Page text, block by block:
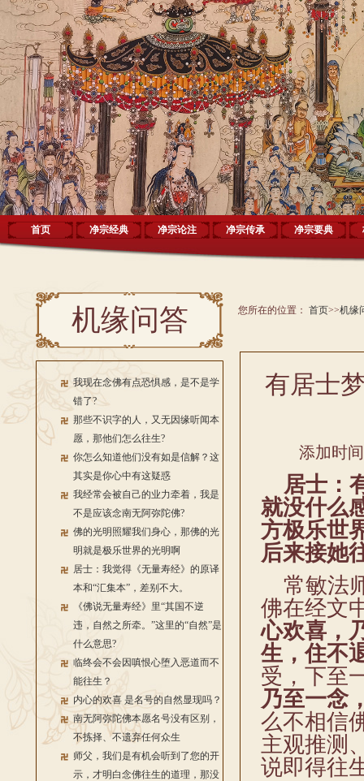
首页 净宗经典 净宗论注 净宗传承 净宗要典
机缘问答
我现在念佛有点恐惧感，是不是学
错了?
那些不识字的人，又无因缘听闻本
愿，那他们怎么往生?
你怎么知道他们没有如是信解？这
其实是你心中有这疑惑
我经常会被自己的业力牵着，我是
不是应该念南无阿弥陀佛?
佛的光明照耀我们身心，那佛的光
明就是极乐世界的光明啊
居士：我觉得《无量寿经》的原译
本和“汇集本”，差别不大。
《佛说无量寿经》里“其国不逆
违，自然之所牵。”这里的“自然”是
什么意思?
临终会不会因嗔恨心堕入恶道而不
能往生？
内心的欢喜 是名号的自然显现吗？
南无阿弥陀佛本愿名号没有区别，
不拣择、不遗弃任何众生
师父，我们是有机会听到了您的开
示，才明白念佛往生的道理，那没
您所在的位置： 首页>>机缘
有居士
添加时
居士：
就没什么
方极乐世
后来接她
常敏法
佛在经文
心欢喜，
生，住不
受，下至
乃至一念
么不相信
主观推测
说即得往